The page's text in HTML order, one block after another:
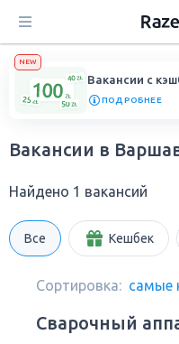
NEW
Вакансии с
ПОДРОБНЕЕ
Вакансии в
Найдено 1 вакансий
Все Кешбек
Сортировка: самые
Сварочный